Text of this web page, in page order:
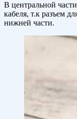
В центральной
кабеля, т.к разъем
нижней части.